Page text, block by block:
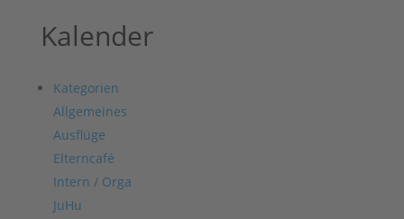
Kalender
Kategorien
Allgemeines
Ausflüge
Elterncafé
Intern / Orga
JuHu